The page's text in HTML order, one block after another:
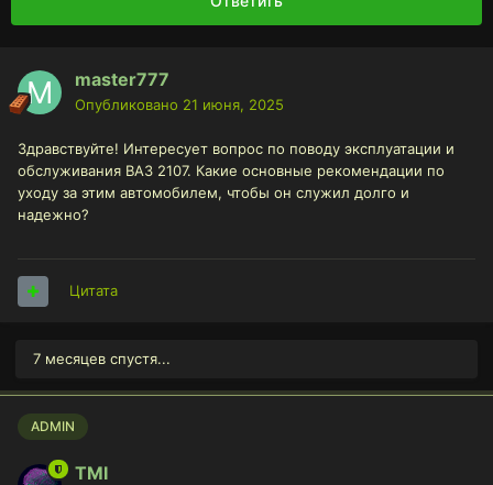
master777
Опубликовано 21 июня, 2025
Здравствуйте! Интересует вопрос по поводу эксплуатации и
обслуживания ВАЗ 2107. Какие основные рекомендации по
уходу за этим автомобилем, чтобы он служил долго и
надежно?
Цитата
7 месяцев спустя...
ADMIN
TMI